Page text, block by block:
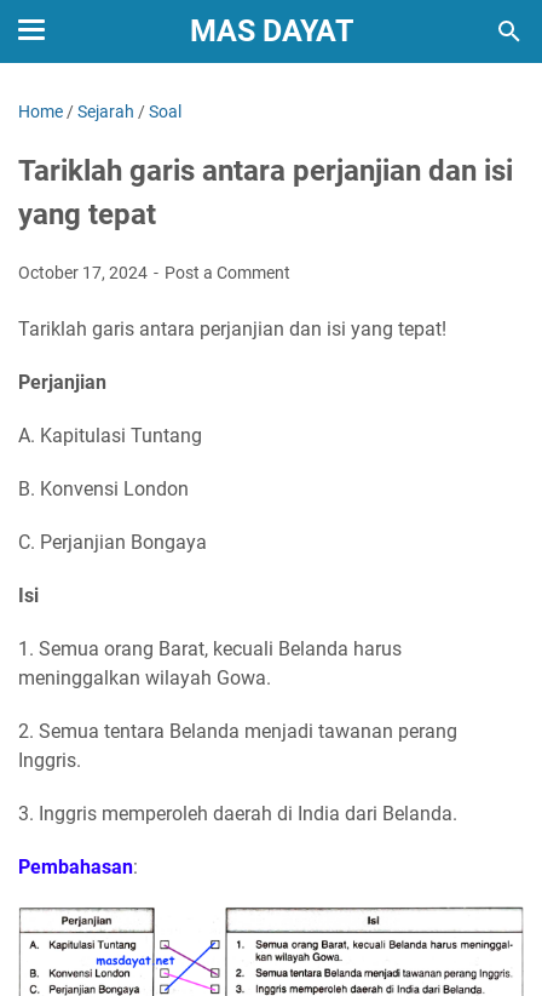
MAS DAYAT
Home /Sejarah /Soal
Tariklah garis antara perjanjian dan isi
yang tepat
October 17, 2024 Post a Comment
Tariklah garis antara perjanjian dan isi yang tepat!
Perjanjian
A. Kapitulasi Tuntang
B. Konvensi London
C. Perjanjian Bongaya
Isi
1. Semua orang Barat, kecuali Belanda harus
meninggalkan wilayah Gowa.
2. Semua tentara Belanda menjadi tawanan perang
Inggris.
3. Inggris memperoleh daerah di India dari Belanda.
Pembahasan: